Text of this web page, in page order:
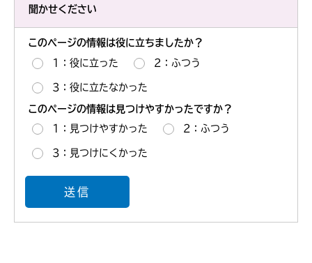
聞かせください
このページの情報は役に立ちましたか？
1：役に立った 2：ふつう
3：役に立たなかった
このページの情報は見つけやすかったですか？
1：見つけやすかった 2：ふつう
3：見つけにくかった